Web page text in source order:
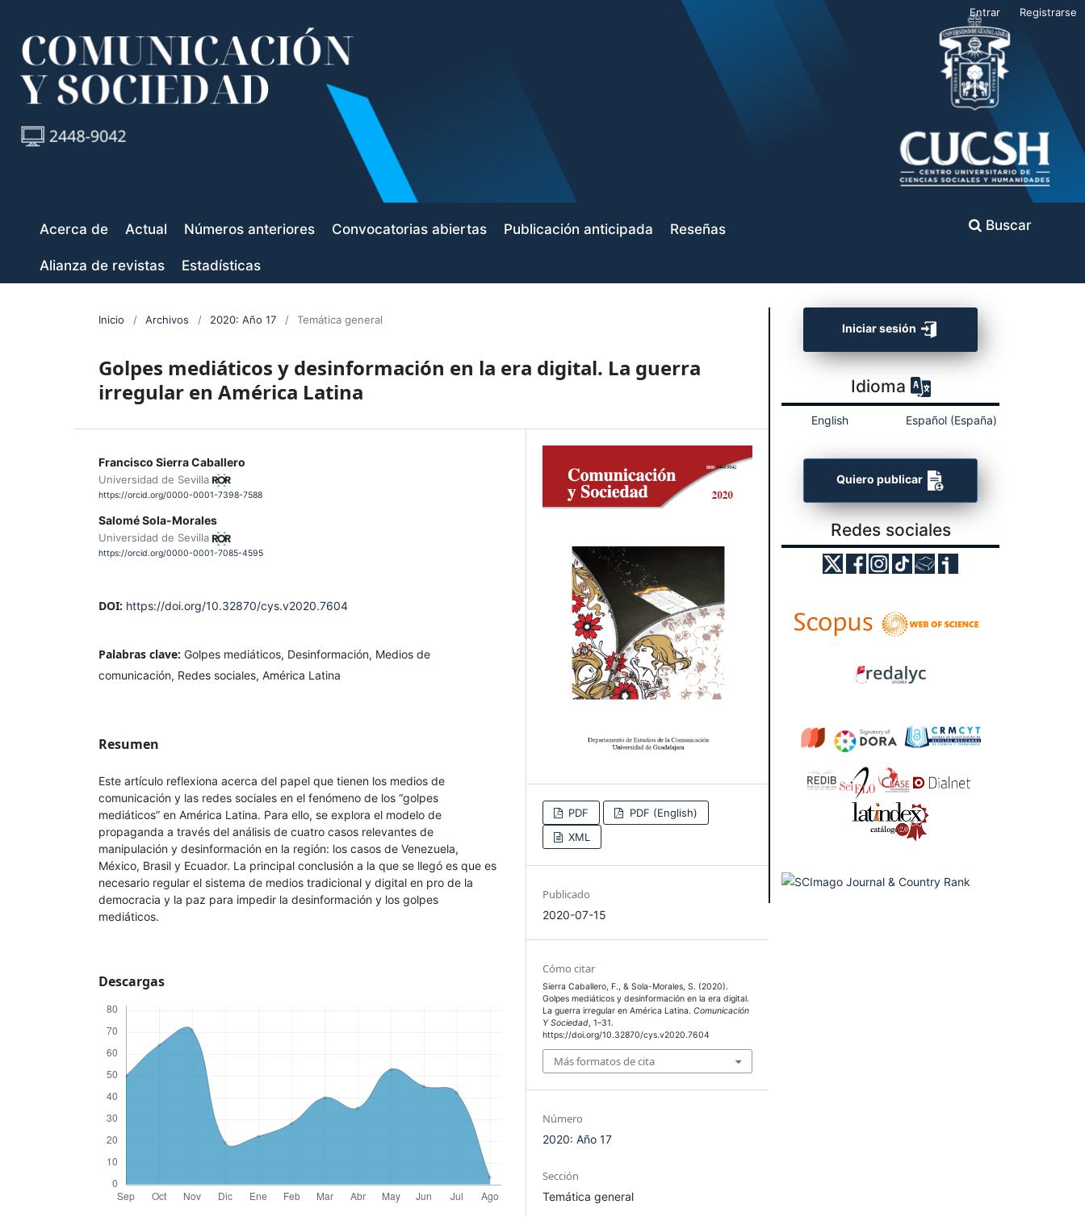
Acerca de Actual Números anteriores Convocatorias abiertas Publicación anticipada Reseñas
Alianza de revistas Estadísticas
Buscar
Entrar Registrarse
Inicio / Archivos / 2020: Año 17 / Temática general
Golpes mediáticos y desinformación en la era digital. La guerra
irregular en América Latina
Francisco Sierra Caballero
Universidad de Sevilla
https://orcid.org/0000-0001-7398-7588
Salomé Sola-Morales
Universidad de Sevilla
https://orcid.org/0000-0001-7085-4595
DOI: https://doi.org/10.32870/cys.v2020.7604
Palabras clave: Golpes mediáticos, Desinformación, Medios de
comunicación, Redes sociales, América Latina
Resumen
Este artículo reflexiona acerca del papel que tienen los medios de
comunicación y las redes sociales en el fenómeno de los “golpes
mediáticos” en América Latina. Para ello, se explora el modelo de
propaganda a través del análisis de cuatro casos relevantes de
manipulación y desinformación en la región: los casos de Venezuela,
México, Brasil y Ecuador. La principal conclusión a la que se llegó es que es
necesario regular el sistema de medios tradicional y digital en pro de la
democracia y la paz para impedir la desinformación y los golpes
mediáticos.
Descargas
PDF
PDF (English)
XML
Publicado
2020-07-15
Cómo citar
Sierra Caballero, F., & Sola-Morales, S. (2020).
Golpes mediáticos y desinformación en la era digital.
La guerra irregular en América Latina.Comunicación
Y Sociedad, 1–31.
https://doi.org/10.32870/cys.v2020.7604
Más formatos de cita
Número
2020: Año 17
Sección
Temática general
Iniciar sesión
Idioma
English Español (España)
Quiero publicar
Redes sociales